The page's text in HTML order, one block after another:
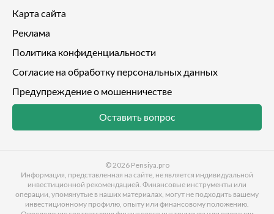
Карта сайта
Реклама
Политика конфиденциальности
Согласие на обработку персональных данных
Предупреждение о мошенничестве
Оставить вопрос
© 2026 Pensiya.pro
Информация, представленная на сайте, не является индивидуальной
инвестиционной рекомендацией. Финансовые инструменты или
операции, упомянутые в наших материалах, могут не подходить вашему
инвестиционному профилю, опыту или финансовому положению.